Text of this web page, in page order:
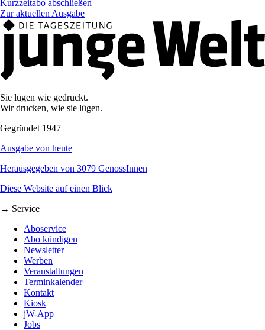
Kurzzeitabo abschließen
Zur aktuellen Ausgabe
Sie lügen wie gedruckt.
Wir drucken, wie sie lügen.
Gegründet 1947
Ausgabe von heute
Herausgegeben von 3079 GenossInnen
Diese Website auf einen Blick
→ Service
Aboservice
Abo kündigen
Newsletter
Werben
Veranstaltungen
Terminkalender
Kontakt
Kiosk
jW-App
Jobs